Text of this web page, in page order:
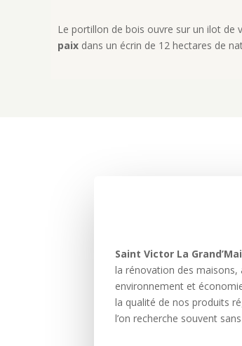
Le portillon de bois ouvre sur un ilot de
paix dans un écrin de 12 hectares de
Saint Victor La
la rénovation des
environnement et
la qualité de nos produits
l’on recherche souvent